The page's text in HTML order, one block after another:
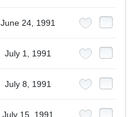
June 24, 1991
July 1, 1991
July 8, 1991
July 15, 1991